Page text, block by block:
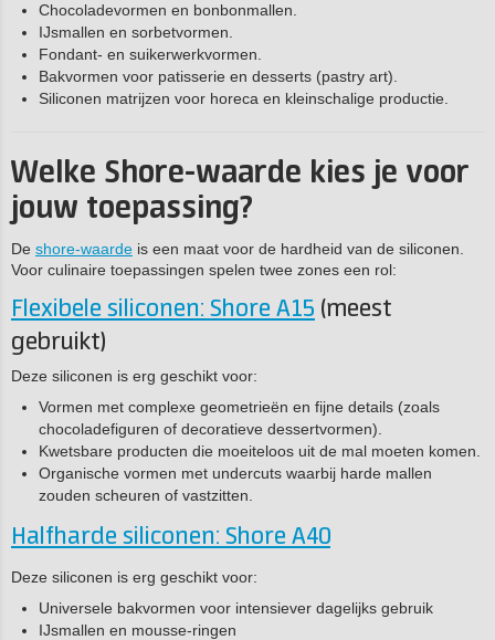
Chocoladevormen en bonbonmallen.
IJsmallen en sorbetvormen.
Fondant- en suikerwerkvormen.
Bakvormen voor patisserie en desserts (pastry art).
Siliconen matrijzen voor horeca en kleinschalige productie.
Welke Shore-waarde kies je voor
jouw toepassing?
De shore-waarde is een maat voor de hardheid van de siliconen.
Voor culinaire toepassingen spelen twee zones een rol:
Flexibele siliconen: Shore A15 (meest
gebruikt)
Deze siliconen is erg geschikt voor:
Vormen met complexe geometrieën en fijne details (zoals
chocoladefiguren of decoratieve dessertvormen).
Kwetsbare producten die moeiteloos uit de mal moeten komen.
Organische vormen met undercuts waarbij harde mallen
zouden scheuren of vastzitten.
Halfharde siliconen: Shore A40
Deze siliconen is erg geschikt voor:
Universele bakvormen voor intensiever dagelijks gebruik
IJsmallen en mousse-ringen